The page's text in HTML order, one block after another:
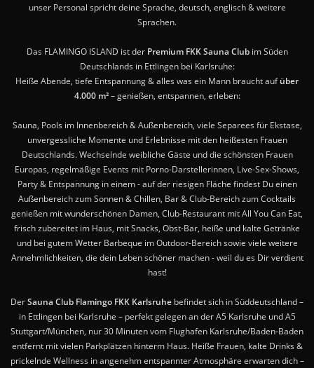
unser Personal spricht deine Sprache, deutsch, englisch & weitere
Sprachen.
Das FLAMINGO ISLAND ist der Premium FKK Sauna Clubim Süden
Deutschlands in Ettlingen bei Karlsruhe:
Heiße Abende, tiefe Entspannung & alles was ein Mann braucht aufüber
4.000 m²– genießen, entspannen, erleben:
Sauna, Pools im Innenbereich & Außenbereich, viele Separees für Ekstase,
unvergessliche Momente und Erlebnisse mit den heißesten Frauen
Deutschlands. Wechselnde weibliche Gäste und die schönsten Frauen
Europas, regelmäßige Events mit Porno-Darstellerinnen, Live-Sex-Shows,
Party & Entspannung in einem - auf der riesigen Fläche findest Du einen
Außenbereich zum Sonnen & Chillen, Bar & Club-Bereich zum Cocktails
genießen mit wunderschönen Damen, Club-Restaurant mit All You Can Eat,
frisch zubereitet im Haus, mit Snacks, Obst-Bar, heiße und kalte Getränke
und bei gutem Wetter Barbeque im Outdoor-Bereich sowie viele weitere
Annehmlichkeiten, die dein Leben schöner machen - weil du es Dir verdient
hast!
DerSauna Club Flamingo FKK Karlsruhe befindet sich in Süddeutschland –
in Ettlingen bei Karlsruhe – perfekt gelegen an der A5 Karlsruhe und A5
Stuttgart/München, nur 30 Minuten vom Flughafen Karlsruhe/Baden-Baden
entfernt mit vielen Parkplätzen hinterm Haus. Heiße Frauen, kalte Drinks &
prickelnde Wellness in angenehm entspannter Atmosphäre erwarten dich –